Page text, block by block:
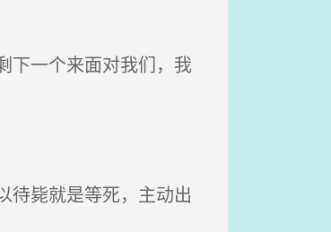
下一个来面对我们，我
待毙就是等死，主动出